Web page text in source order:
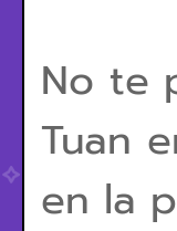
No te
Tuan
en la